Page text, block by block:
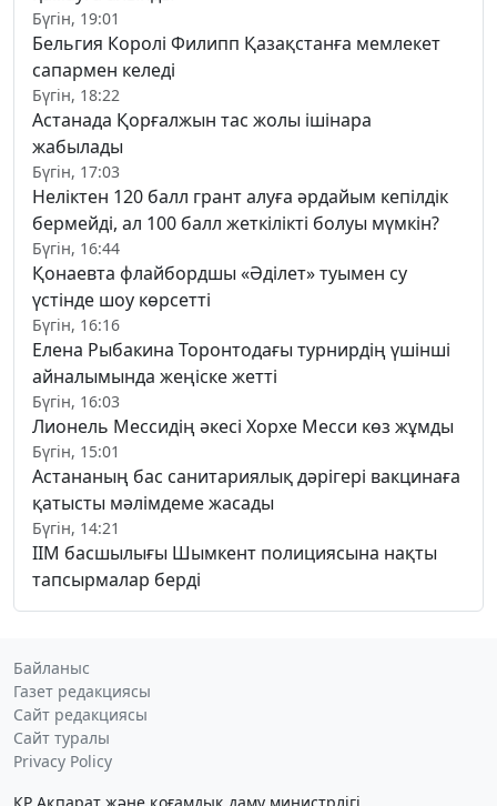
Бүгін, 19:01
Бельгия Королі Филипп Қазақстанға мемлекет
сапармен келеді
Бүгін, 18:22
Астанада Қорғалжын тас жолы ішінара
жабылады
Бүгін, 17:03
Неліктен 120 балл грант алуға әрдайым кепілдік
бермейді, ал 100 балл жеткілікті болуы мүмкін?
Бүгін, 16:44
Қонаевта флайбордшы «Әділет» туымен су
үстінде шоу көрсетті
Бүгін, 16:16
Елена Рыбакина Торонтодағы турнирдің үшінші
айналымында жеңіске жетті
Бүгін, 16:03
Лионель Мессидің әкесі Хорхе Месси көз жұмды
Бүгін, 15:01
Астананың бас санитариялық дәрігері вакцинаға
қатысты мәлімдеме жасады
Бүгін, 14:21
ІІМ басшылығы Шымкент полициясына нақты
тапсырмалар берді
Байланыс
Газет редакциясы
Сайт редакциясы
Сайт туралы
Privacy Policy